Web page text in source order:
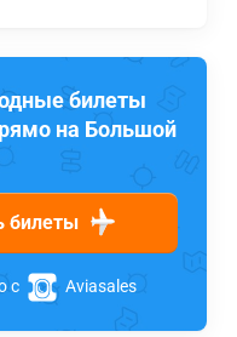
билеты
на Большой
билеты
с Aviasales